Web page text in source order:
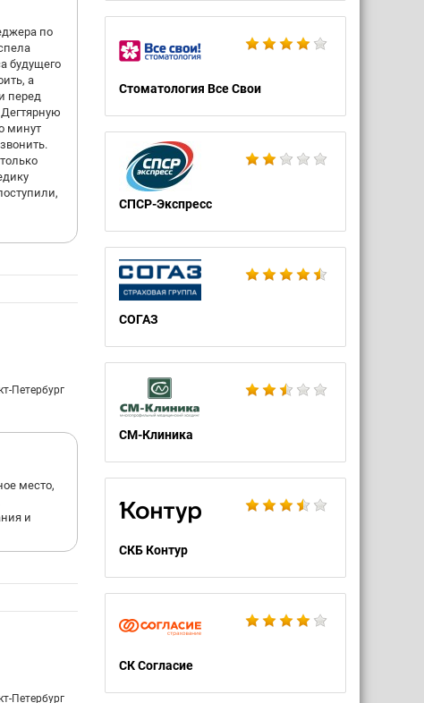
Стоматология Все Свои
СПСР-Экспресс
СОГАЗ
СМ-Клиника
СКБ Контур
СК Согласие
по
будущего
а
перед
минут
Петербург
место,
и
Петербург